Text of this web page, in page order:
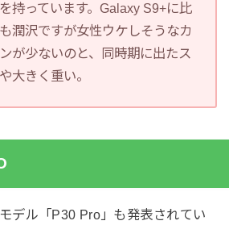
持っています。Galaxy S9+に比
潤沢ですが女性ウケしそうなカ
が少ないのと、同時期に出たス
大きく重い。
デル「P30 Pro」も発表されてい